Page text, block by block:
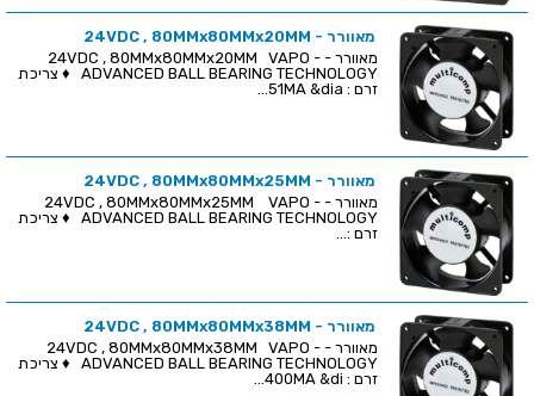
מאוורר - 24VDC , 80MMx80MMx20MM
מאוורר - 24VDC , 80MMx80MMx20MM VAPO -
ADVANCED BALL BEARING TECHNOLOGY ♦ צריכת
זרם : 51MA &dia...
מאוורר - 24VDC , 80MMx80MMx25MM
מאוורר - 24VDC , 80MMx80MMx25MM VAPO -
ADVANCED BALL BEARING TECHNOLOGY ♦ צריכת
זרם :...
מאוורר - 24VDC , 80MMx80MMx38MM
מאוורר - 24VDC , 80MMx80MMx38MM VAPO -
ADVANCED BALL BEARING TECHNOLOGY ♦ צריכת
זרם : 400MA &di...